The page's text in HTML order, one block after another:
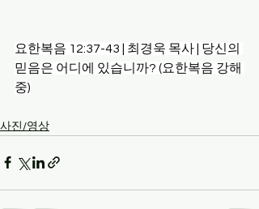
요한복음 12:37-43 | 최경욱 목사 | 당신의
믿음은 어디에 있습니까? (요한복음 강해
중)
사진/영상